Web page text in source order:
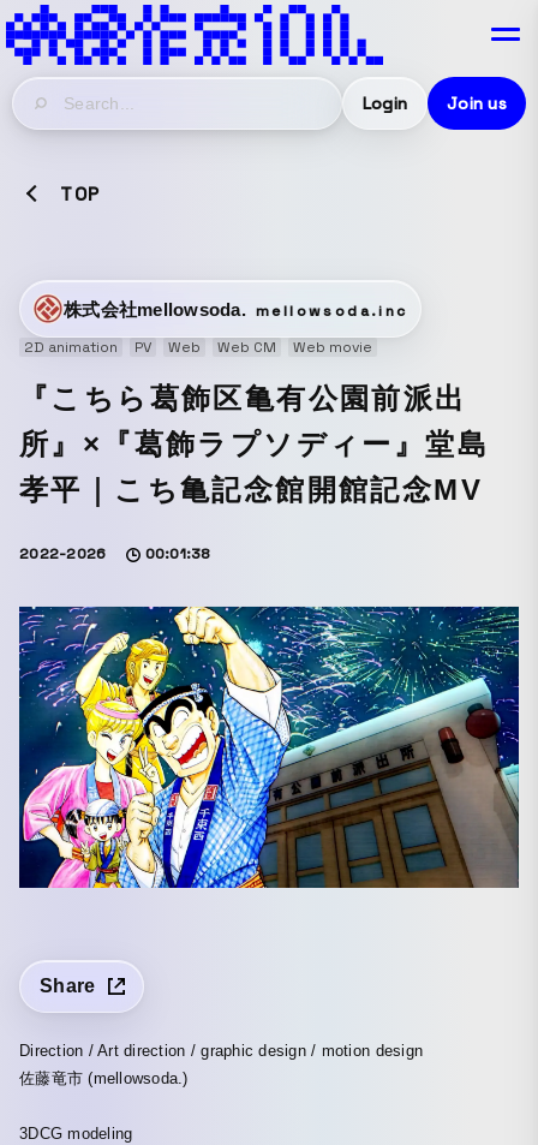
Login Join us
TOP
株式会社mellowsoda. mellowsoda.inc
2D animation
PV Web Web CM Web movie
『こちら葛飾区亀有公園前派出
所』×『葛飾ラプソディー』堂島
孝平｜こち亀記念館開館記念MV
2022-2026 00:01:38
Share
Direction / Art direction / graphic design / motion design
佐藤竜市 (mellowsoda.)
3DCG modeling